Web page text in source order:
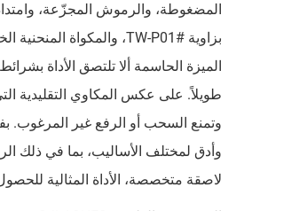
المضغوطة، والرموش المجزّعة،
الميزة الحاسمة ألا تلتصق الأداة
وتمنع السحب أو الرفع غير المرغوب.
وأدق لمختلف الأساليب، بما في
لاصقة متخصصة، الأداة المثالية